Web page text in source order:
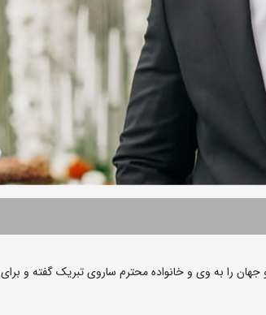
را به وی و خانواده محترم ساروی تبریک گفته و برای